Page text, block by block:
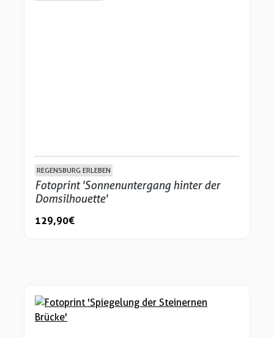
REGENSBURG ERLEBEN
Fotoprint 'Sonnenuntergang hinter der
Domsilhouette'
129,90 €